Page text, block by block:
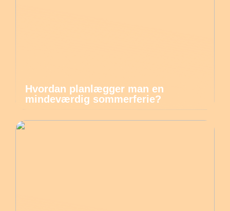
Hvordan planlægger man en
mindeværdig sommerferie?